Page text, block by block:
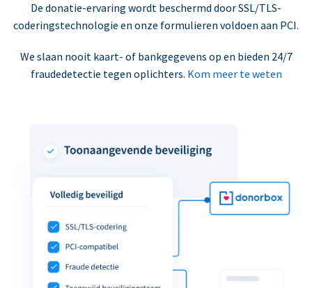
De donatie-ervaring wordt beschermd door SSL/TLS-
coderingstechnologie en onze formulieren voldoen aan PCI.
We slaan nooit kaart- of bankgegevens op en bieden 24/7
fraudedetectie tegen oplichters. Kom meer te weten